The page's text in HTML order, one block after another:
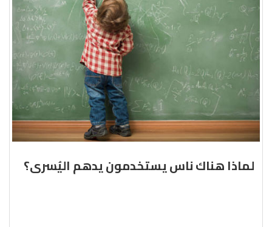
لماذا هناك ناس يستخدمون يدهم اليُسرى؟